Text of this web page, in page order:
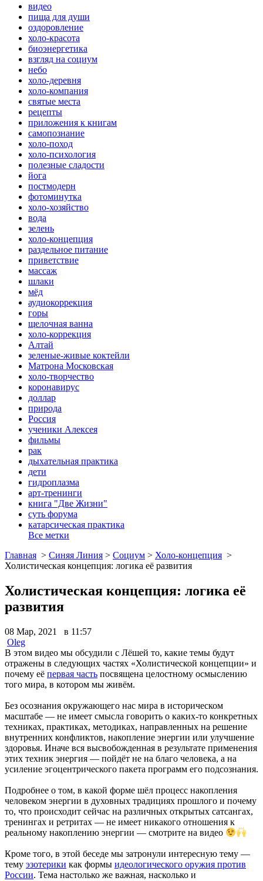
видео
пища для души
оздоровление
холо-красота
биоэнергетика
взгляд на социум
небо
холо-деревня
холо-компания
святые места
рецепты
приложения к книгам
самопознание
холо-поход
холо-психология
полезные сладости
йога
постмодерн
фотоминутка
холо-хозяйство
вода
зелень
холо-концепция
раздельное питание
приветствие
массаж
шлаки
мёд
аудиокоррекция
горы
щелочная ванна
холо-коррекция
Алтай
зеленые-живые коктейли
Матрона Московская
холо-творчество
коронавирус
доллар
природа
Россия
ученики Алексея
фильмы
рак
дыхательная практика
дети
гидроплазма
арт-тренинги
книга "Две Жизни"
суть форума
катарсическая практика
Все метки
Главная > Синяя Линия > Социум > Холо-концепция >
Холистическая концепция: логика её развития
Холистическая концепция: логика её
развития
08 Мар, 2021 в 11:57
Oleg
В этом видео мы обсудили с Лёшей то, какие темы будут
отражены в следующих частях «Холистической концепции» и
почему её первая часть посвящена целостному осмыслению
того мира, в котором мы живём.
Без осознания окружающего нас мира в историческом
масштабе — не имеет смысла говорить о каких-то конкретных
техниках, практиках, методиках, направленных на решение
внутренних конфликтов, накопление энергии или улучшение
здоровья. Иначе вся высвобожденная в результате применения
этих техник энергия — пойдёт не на благо человека, а на
усиление эгоцентрического пакета программ его подсознания.
Подробнее о том, в какой форме шёл процесс накопления
человеком энергии в духовных традициях прошлого и почему
то, что происходит сейчас на различных открытых сатсангах,
тренингах и ретритах — не имеет никакого отношения к
реальному накоплению энергии — смотрите на видео
Кроме того, в этой беседе мы затронули интересную тему —
тему эзотерики как формы идеологического оружия против
России. Тема настолько же важная, насколько и